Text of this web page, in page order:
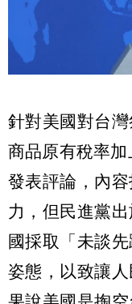
針對美國對台
商品原有稅率
發表評論，內
力，但民進黨
國採取「未談
姿態，以致讓